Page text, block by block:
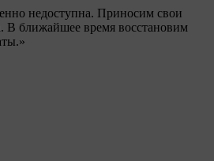
недоступна. Приносим свои
В ближайшее время восстановим